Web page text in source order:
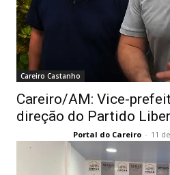
Careiro Castanho
Careiro/AM: Vice-
direção do Partido
Portal do Careiro - 11